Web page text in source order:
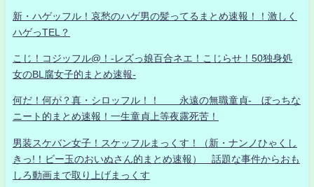
新・ハゲッフル！哀愁のハゲ男の髪ってるまとめ速報！！激しく
ハゲっTEL？
こじ！コジッフル@！-レズっ娘百合ネエ！こじらせ！50独身処
女のBL腐女子的まとめ速報-
何だ！何が？真・シロッフル！！ 永遠の無職童貞- ぼっちな
ニート的まとめ速報！一生童貞上等夜露死苦！
男装スケバン女子！スケッフルまっくす！（新・ナンノひゃくし
きっ!！ビー玉のおいぬさん的まとめ速報） 話題な事件からおも
しろ動画まで取り上げまっくす